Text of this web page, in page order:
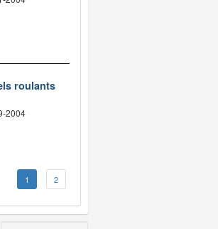
roulants
2004
1 2